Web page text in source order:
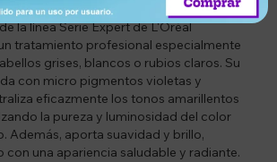
la línea Serie Expert de L'Oréal
tratamiento profesional especialmente
grises, blancos o rubios claros. Su
con micro pigmentos violetas y
eficazmente los tonos amarillentos
la pureza y luminosidad del color
Además, aporta suavidad y brillo,
con una apariencia saludable y radiante.